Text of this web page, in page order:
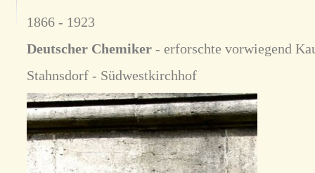
1866 - 1923
Deutscher Chemiker- erforschte vorwiegend
Stahnsdorf - Südwestkirchhof